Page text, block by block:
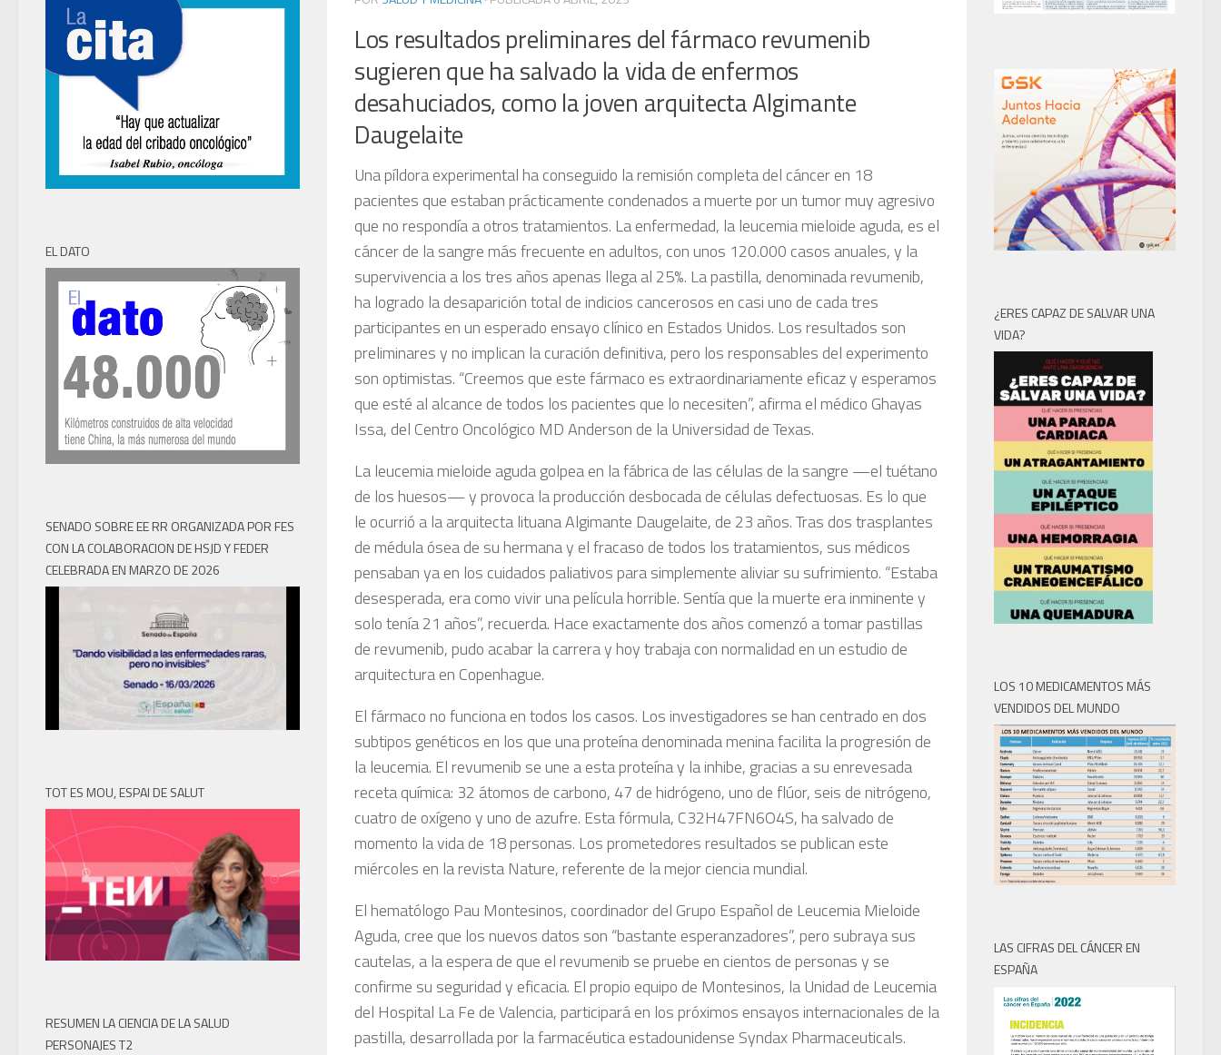
Los resultados preliminares del fármaco revumenib
sugieren que ha salvado la vida de enfermos
desahuciados, como la joven arquitecta Algimante
Daugelaite
Una píldora experimental ha conseguido la remisión completa del cáncer en 18
pacientes que estaban prácticamente condenados a muerte por un tumor muy agresivo
que no respondía a otros tratamientos. La enfermedad, la leucemia mieloide aguda, es el
cáncer de la sangre más frecuente en adultos, con unos 120.000 casos anuales, y la
supervivencia a los tres años apenas llega al 25%. La pastilla, denominada revumenib,
ha logrado la desaparición total de indicios cancerosos en casi uno de cada tres
participantes en un esperado ensayo clínico en Estados Unidos. Los resultados son
preliminares y no implican la curación definitiva, pero los responsables del experimento
son optimistas. “Creemos que este fármaco es extraordinariamente eficaz y esperamos
que esté al alcance de todos los pacientes que lo necesiten”, afirma el médico Ghayas
Issa, del Centro Oncológico MD Anderson de la Universidad de Texas.
La leucemia mieloide aguda golpea en la fábrica de las células de la sangre —el tuétano
de los huesos— y provoca la producción desbocada de células defectuosas. Es lo que
le ocurrió a la arquitecta lituanaAlgimante Daugelaite, de 23 años. Tras dos trasplantes
de médula ósea de su hermana y el fracaso de todos los tratamientos, sus médicos
pensaban ya en los cuidados paliativos para simplemente aliviar su sufrimiento. “Estaba
desesperada, era como vivir una película horrible. Sentía que la muerte era inminente y
solo tenía 21 años”, recuerda. Hace exactamente dos años comenzó a tomar pastillas
de revumenib, pudo acabar la carrera y hoy trabaja con normalidad en un estudio de
arquitectura en Copenhague.
El fármaco no funciona en todos los casos. Los investigadores se han centrado en dos
subtipos genéticos en los que una proteína denominada menina facilita la progresión de
la leucemia. El revumenib se une a esta proteína y la inhibe, gracias a su enrevesada
receta química: 32 átomos de carbono, 47 de hidrógeno, uno de flúor, seis de nitrógeno,
cuatro de oxígeno y uno de azufre. Esta fórmula, C32H47FN6O4S, ha salvado de
momento la vida de 18 personas. Los prometedores resultados se publican este
miércoles en la revista Nature, referente de la mejor ciencia mundial.
El hematólogo Pau Montesinos, coordinador del Grupo Español de Leucemia Mieloide
Aguda, cree que los nuevos datos son “bastante esperanzadores”, pero subraya sus
cautelas, a la espera de que el revumenib se pruebe en cientos de personas y se
confirme su seguridad y eficacia. El propio equipo de Montesinos, la Unidad de Leucemia
del Hospital La Fe de Valencia, participará en los próximos ensayos internacionales de la
pastilla, desarrollada por la farmacéutica estadounidense Syndax Pharmaceuticals.
EL DATO
SENADO SOBRE EE RR ORGANIZADA POR FES
CON LA COLABORACION DE HSJD Y FEDER
CELEBRADA EN MARZO DE 2026
TOT ES MOU, ESPAI DE SALUT
RESUMEN LA CIENCIA DE LA SALUD
PERSONAJES T2
¿ERES CAPAZ DE SALVAR UNA
VIDA?
LOS 10 MEDICAMENTOS MÁS
VENDIDOS DEL MUNDO
LAS CIFRAS DEL CÁNCER EN
ESPAÑA